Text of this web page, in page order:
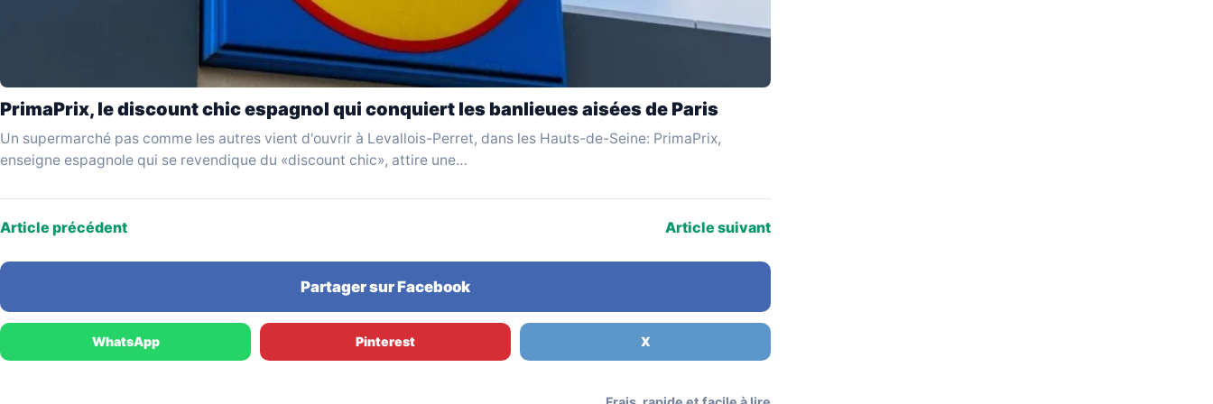
PrimaPrix, le discount chic espagnol qui conquiert les banlieues aisées de Paris
Un supermarché pas comme les autres vient d'ouvrir à Levallois-Perret, dans les Hauts-de-Seine: PrimaPrix,
enseigne espagnole qui se revendique du «discount chic», attire une…
Article précédent Article suivant
Partager sur Facebook
WhatsApp Pinterest X